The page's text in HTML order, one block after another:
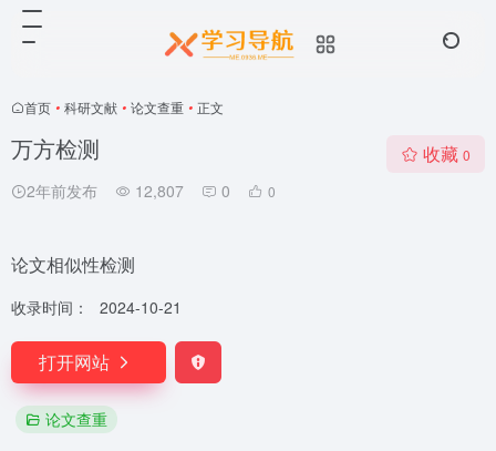
首页 • 科研文献 • 论文查重 • 正文
万方检测
2年前发布 12,807 0 0
收藏 0
论文相似性检测
收录时间： 2024-10-21
打开网站
论文查重